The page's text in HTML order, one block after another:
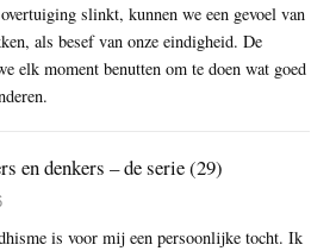
slinkt, kunnen we een gevoel van
als besef van onze eindigheid. De
elk moment benutten om te doen wat goed
en denkers – de serie (29)
is voor mij een persoonlijke tocht. Ik